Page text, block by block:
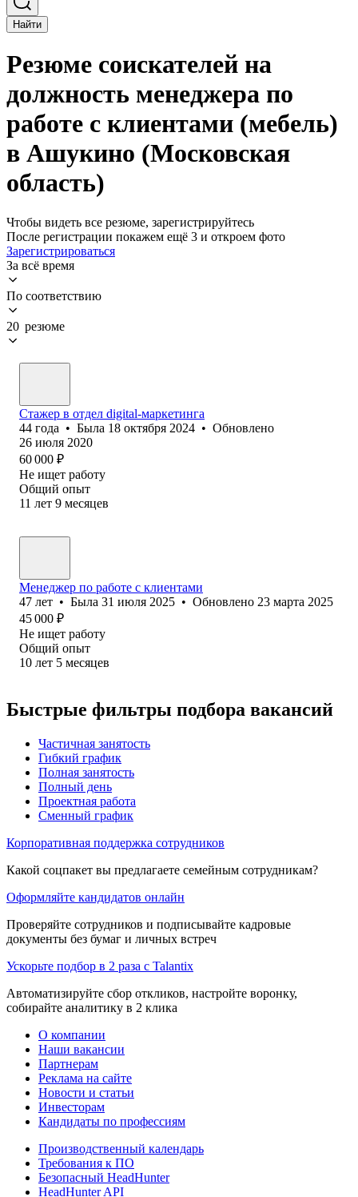
Найти
Резюме соискателей на
должность менеджера по
работе с клиентами (мебель)
в Ашукино (Московская
область)
Чтобы видеть все резюме, зарегистрируйтесь
После регистрации покажем ещё 3 и откроем фото
Зарегистрироваться
За всё время
По соответствию
20 резюме
Стажер в отдел digital-маркетинга
44 года • Была 18 октября 2024 • Обновлено
26 июля 2020
60 000 ₽
Не ищет работу
Общий опыт
11 лет 9 месяцев
Менеджер по работе с клиентами
47 лет • Была 31 июля 2025 • Обновлено 23 марта 2025
45 000 ₽
Не ищет работу
Общий опыт
10 лет 5 месяцев
Быстрые фильтры подбора вакансий
Частичная занятость
Гибкий график
Полная занятость
Полный день
Проектная работа
Сменный график
Корпоративная поддержка сотрудников
Какой соцпакет вы предлагаете семейным сотрудникам?
Оформляйте кандидатов онлайн
Проверяйте сотрудников и подписывайте кадровые
документы без бумаг и личных встреч
Ускорьте подбор в 2 раза с Talantix
Автоматизируйте сбор откликов, настройте воронку,
собирайте аналитику в 2 клика
О компании
Наши вакансии
Партнерам
Реклама на сайте
Новости и статьи
Инвесторам
Кандидаты по профессиям
Производственный календарь
Требования к ПО
Безопасный HeadHunter
HeadHunter API